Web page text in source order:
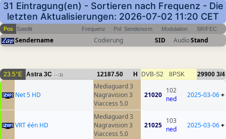
31 Eintragung(en) - Sortieren nach Frequenz - Die
letzten Aktualisierungen: 2026-07-02 11:20 CET
Pos Satellit Frequenz Pol Sendenorm Modulation SR/FEC
Sendername Codierung SID AudioStand
23.5°E Astra 3C 31 12187.50 H DVB-S2 8PSK 29900 3/4
Net 5 HD
Mediaguard 3
Nagravision 3
Viaccess 5.0
21020
102
ned
2025-03-06+
VRT één HD
Mediaguard 3
Nagravision 3
Viaccess 5.0
21025
103
ned
2025-03-06+